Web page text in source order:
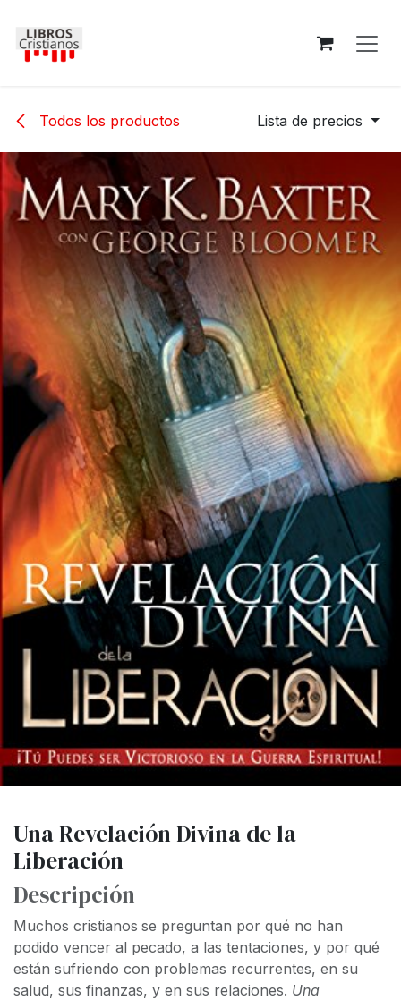
Todos los productos Lista de precios
Una Revelación Divina de la
Liberación
Descripción
Muchos cristianos se preguntan por qué no han
podido vencer al pecado, a las tentaciones, y por qué
están sufriendo con problemas recurrentes, en su
salud, sus finanzas, y en sus relaciones. Una